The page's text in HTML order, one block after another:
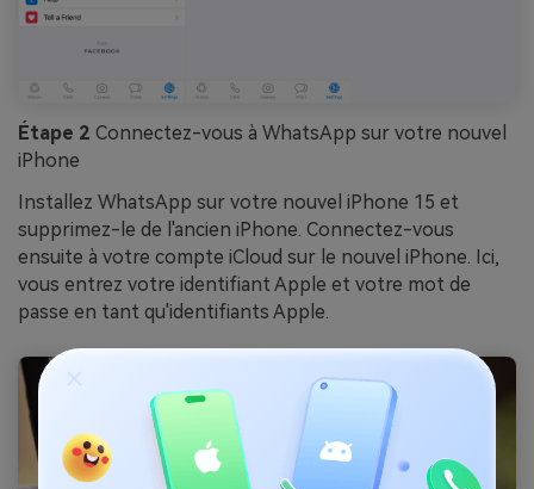
Étape 2 Connectez-vous à WhatsApp sur votre nouvel
iPhone
Installez WhatsApp sur votre nouvel iPhone 15 et
supprimez-le de l'ancien iPhone. Connectez-vous
ensuite à votre compte iCloud sur le nouvel iPhone. Ici,
vous entrez votre identifiant Apple et votre mot de
passe en tant qu'identifiants Apple.